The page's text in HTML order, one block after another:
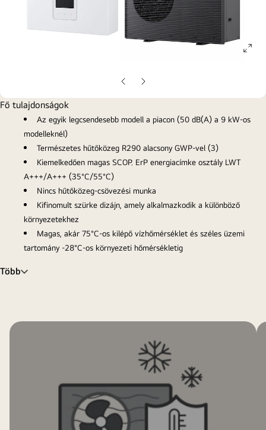
Előző
oldal
Következő
oldal
Fő tulajdonságok
Az egyik legcsendesebb modell a piacon (50 dB(A) a 9 kW-os
modelleknél)
Természetes hűtőközeg R290 alacsony GWP-vel (3)
Kiemelkedően magas SCOP. ErP energiacímke osztály LWT
A+++/A+++ (35°C/55°C)
Nincs hűtőközeg-csövezési munka
Kifinomult szürke dizájn, amely alkalmazkodik a különböző
környezetekhez
Magas, akár 75°C-os kilépő vízhőmérséklet és széles üzemi
tartomány -28°C-os környezeti hőmérsékletig
Több